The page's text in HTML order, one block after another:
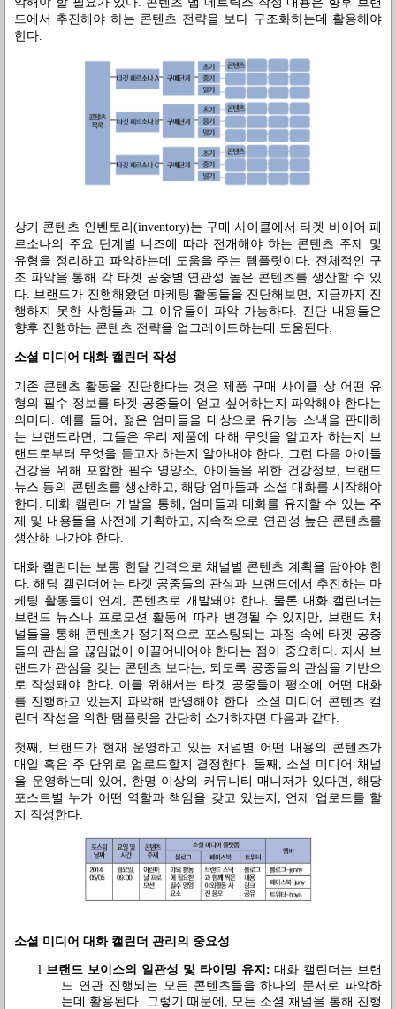
드에서 추진해야 하는 콘텐츠 전략을 보다 구조화하는데 활용해야
한다
상기 콘텐츠 인벤토리 (inventory)는 구매 사이클에서 타겟 바이어 페
르소나의 주요 단계별 니즈에 따라 전개해야 하는 콘텐츠 주제 및
유형을 정리하고 파악하는데 도움을 주는 템플릿이다. 전체적인 구
조 파악을 통해 각 타겟 공중별 연관성 높은 콘텐츠를 생산할 수 있
다. 브랜드가 진행해왔던 마케팅 활동들을 진단해보면 , 지금까지 진
행하지 못한 사항들과 그 이유들이 파악 가능하다. 진단 내용들은
향후 진행하는 콘텐츠 전략을 업그레이드하는데 도움된다.
소셜 미디어 대화 캘린더 작성
기존 콘텐츠 활동을 진단한다는 것은 제품 구매 사이클 상 어떤 유
형의 필수 정보를 타겟 공중들이 얻고 싶어하는지 파악해야 한다는
의미다. 예를 들어 , 젊은 엄마들을 대상으로 유기능 스낵을 판매하
는 브랜드라면 , 그들은 우리 제품에 대해 무엇을 알고자 하는지 브
랜드로부터 무엇을 듣고자 하는지 알아내야 한다. 그런 다음 아이들
건강을 위해 포함한 필수 영양소, 아이들을 위한 건강정보, 브랜드
뉴스 등의 콘텐츠를 생산하고, 해당 엄마들과 소셜 대화를 시작해야
한다.대화 캘린더 개발을 통해 , 엄마들과 대화를 유지할 수 있는 주
제 및 내용들을 사전에 기획하고, 지속적으로 연관성 높은 콘텐츠를
생산해 나가야 한다.
대화 캘린더는 보통 한달 간격으로 채널별 콘텐츠 계획을 담아야 한
다.해당 캘린더에는 타겟 공중들의 관심과 브랜드에서 추진하는 마
케팅 활동들이 연계 , 콘텐츠로 개발돼야 한다. 물론 대화 캘린더는
브랜드 뉴스나 프로모션 활동에 따라 변경될 수 있지만, 브랜드 채
널들을 통해 콘텐츠가 정기적으로 포스팅되는 과정 속에 타겟 공중
들의 관심을 끊임없이 이끌어내어야 한다는 점이 중요하다. 자사 브
랜드가 관심을 갖는 콘텐츠 보다는, 되도록 공중들의 관심을 기반으
로 작성돼야 한다. 이를 위해서는 타겟 공중들이 평소에 어떤 대화
를 진행하고 있는지 파악해 반영해야 한다. 소셜 미디어 콘텐츠 캘
린더 작성을 위한 탬플릿을 간단히 소개하자면 다음과 같다.
첫째 , 브랜드가 현재 운영하고 있는 채널별 어떤 내용의 콘텐츠가
매일 혹은 주 단위로 업로드할지 결정한다. 둘째 , 소셜 미디어 채널
을 운영하는데 있어 , 한명 이상의 커뮤니티 매니저가 있다면 , 해당
포스트별 누가 어떤 역할과 책임을 갖고 있는지 , 언제 업로드를 할
지 작성한다.
소셜 미디어 대화 캘린더 관리의 중요성
l 브랜드 보이스의 일관성 및 타이밍 유지 : 대화 캘린더는 브랜
드 연관 진행되는 모든 콘텐츠들을 하나의 문서로 파악하
는데 활용된다
그렇기 때문에
모든 소셜 채널을 통해 진행